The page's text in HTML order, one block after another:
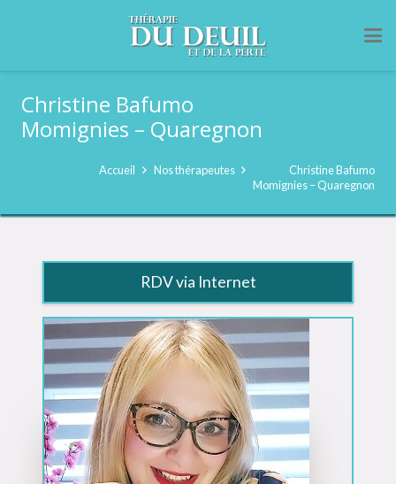
Christine Bafumo
Momignies – Quaregnon
Accueil Nos thérapeutes
Christine Bafumo
Momignies – Quaregnon
RDV via Internet